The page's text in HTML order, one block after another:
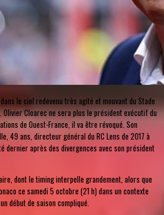
le ciel redevenu très agité et mouvant du Stade
Olivier Cloarec ne sera plus le président exécutif du
de Ouest-France, il va être révoqué. Son
49 ans, directeur général du RC Lens de 2017 à
dernier après des divergences avec son président
dont le timing interpelle grandement, alors que
ce samedi 5 octobre (21 h) dans un contexte
début de saison compliqué.